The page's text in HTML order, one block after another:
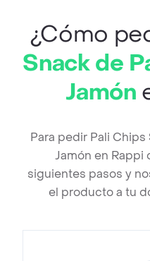
¿Cómo
Snack de
Jamón
Para pedir Pali
Jamón en
siguientes pasos y
el producto a tu